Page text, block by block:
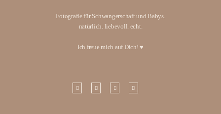
Fotografie für Schwangerschaft und Babys.
natürlich. liebevoll. echt.
Ich freue mich auf Dich! ♥